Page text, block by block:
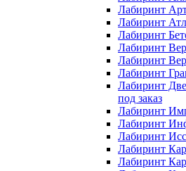
Лабиринт
Лабиринт
Лабиринт
Лабиринт
Лабиринт
Лабиринт
Лабиринт
под заказ
Лабиринт
Лабиринт
Лабиринт
Лабиринт
Лабиринт